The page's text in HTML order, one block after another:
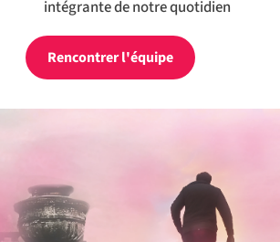
intégrante de notre quotidien
Rencontrer l'équipe